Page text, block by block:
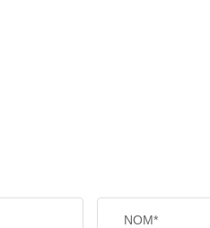
NOM*